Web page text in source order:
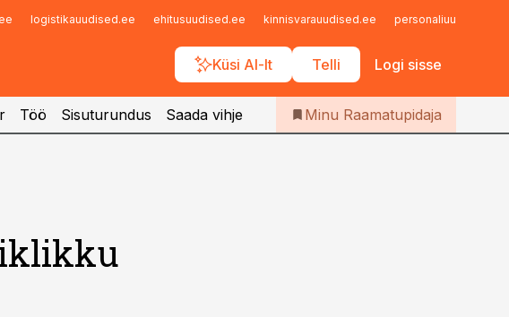
logistikauudised.ee ehitusuudised.ee kinnisvarauudised.ee personaliuudised.ee
Küsi AI-lt Telli Logi sisse
Iseteenindus
Telli Raamatupidaja
Töö Sisuturundus Saada vihje Minu Raamatupidaja